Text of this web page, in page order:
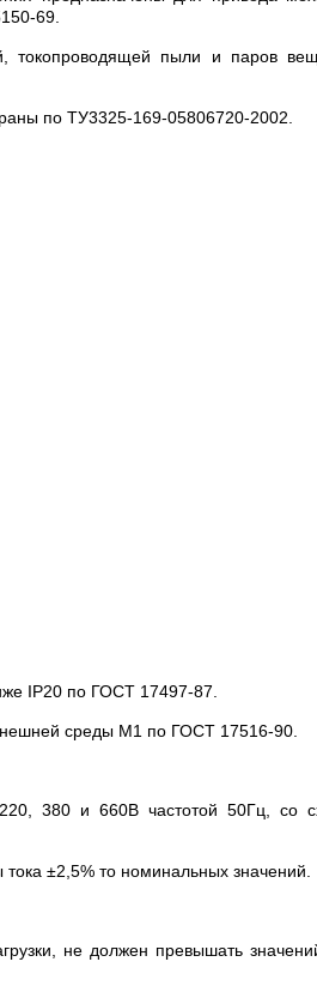
69.
токопроводящей пыли и паров
по ТУ3325-169-05806720-2002.
IР20 по ГОСТ 17497-87.
среды М1 по ГОСТ 17516-90.
380 и 660В частотой 50Гц, со
±2,5% то номинальных значений.
не должен превышать